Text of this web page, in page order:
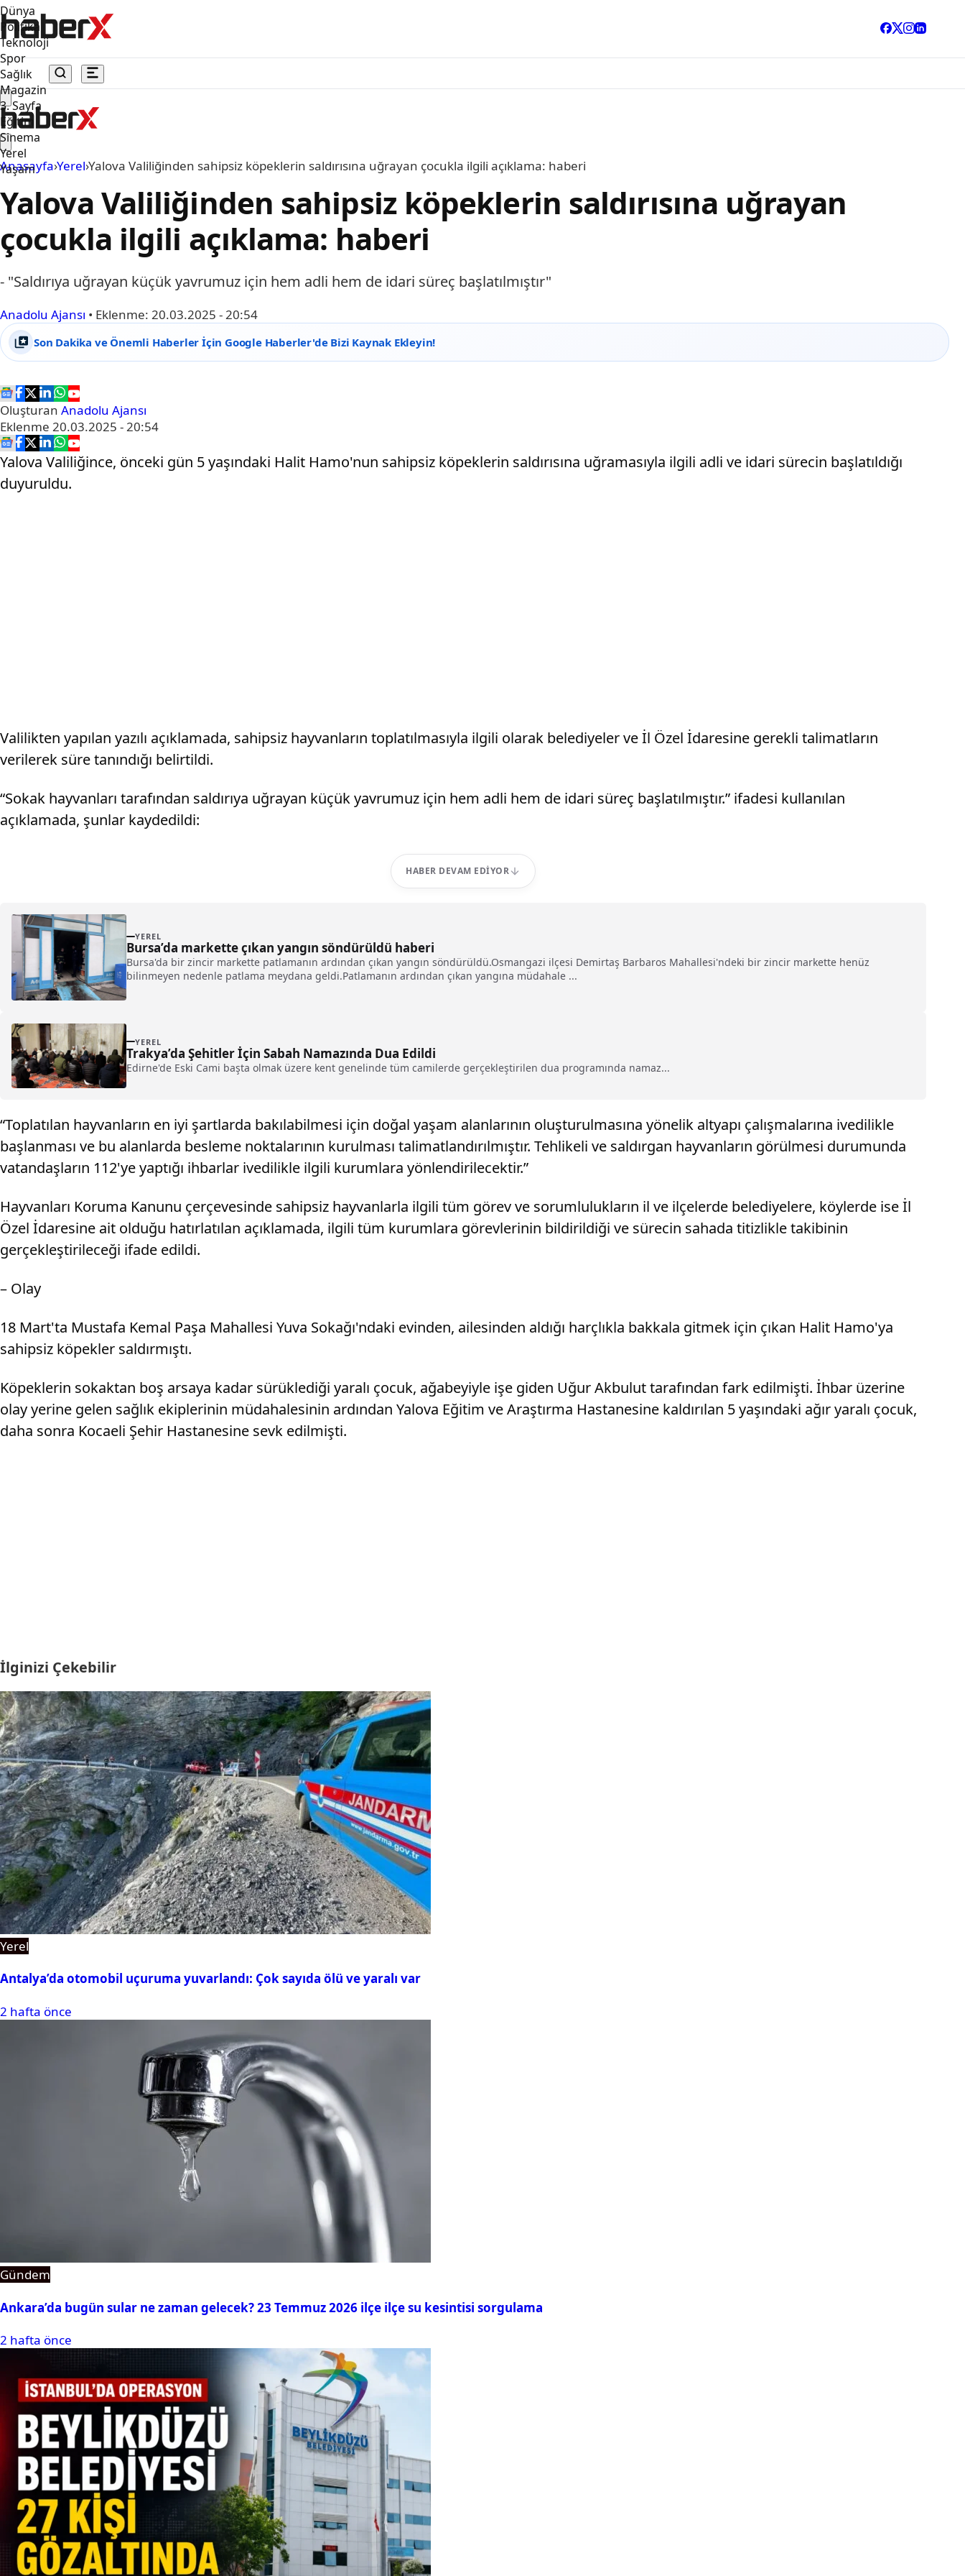
Dünya
Politika
Teknoloji
Spor
Sağlık
Magazin
3. Sayfa
Eğitim
Sinema
Yerel
Yaşam
Anasayfa›Yerel›Yalova Valiliğinden sahipsiz köpeklerin saldırısına uğrayan çocukla ilgili açıklama: haberi
Yalova Valiliğinden sahipsiz köpeklerin saldırısına uğrayan
çocukla ilgili açıklama: haberi
- "Saldırıya uğrayan küçük yavrumuz için hem adli hem de idari süreç başlatılmıştır"
Anadolu Ajansı • Eklenme: 20.03.2025 - 20:54
Son Dakika ve Önemli Haberler İçin Google Haberler'de Bizi Kaynak Ekleyin!
Oluşturan Anadolu Ajansı
Eklenme 20.03.2025 - 20:54
Yalova Valiliğince, önceki gün 5 yaşındaki Halit Hamo'nun sahipsiz köpeklerin saldırısına uğramasıyla ilgili adli ve idari sürecin başlatıldığı
duyuruldu.
Valilikten yapılan yazılı açıklamada, sahipsiz hayvanların toplatılmasıyla ilgili olarak belediyeler ve İl Özel İdaresine gerekli talimatların
verilerek süre tanındığı belirtildi.
“Sokak hayvanları tarafından saldırıya uğrayan küçük yavrumuz için hem adli hem de idari süreç başlatılmıştır.” ifadesi kullanılan
açıklamada, şunlar kaydedildi:
HABER DEVAM EDIYOR
YEREL
Bursa’da markette çıkan yangın söndürüldü haberi
Bursa'da bir zincir markette patlamanın ardından çıkan yangın söndürüldü.Osmangazi ilçesi Demirtaş Barbaros Mahallesi'ndeki bir zincir markette henüz
bilinmeyen nedenle patlama meydana geldi.Patlamanın ardından çıkan yangına müdahale ...
YEREL
Trakya’da Şehitler İçin Sabah Namazında Dua Edildi
Edirne'de Eski Cami başta olmak üzere kent genelinde tüm camilerde gerçekleştirilen dua programında namaz...
“Toplatılan hayvanların en iyi şartlarda bakılabilmesi için doğal yaşam alanlarının oluşturulmasına yönelik altyapı çalışmalarına ivedilikle
başlanması ve bu alanlarda besleme noktalarının kurulması talimatlandırılmıştır. Tehlikeli ve saldırgan hayvanların görülmesi durumunda
vatandaşların 112'ye yaptığı ihbarlar ivedilikle ilgili kurumlara yönlendirilecektir.”
Hayvanları Koruma Kanunu çerçevesinde sahipsiz hayvanlarla ilgili tüm görev ve sorumlulukların il ve ilçelerde belediyelere, köylerde ise İl
Özel İdaresine ait olduğu hatırlatılan açıklamada, ilgili tüm kurumlara görevlerinin bildirildiği ve sürecin sahada titizlikle takibinin
gerçekleştirileceği ifade edildi.
– Olay
18 Mart'ta Mustafa Kemal Paşa Mahallesi Yuva Sokağı'ndaki evinden, ailesinden aldığı harçlıkla bakkala gitmek için çıkan Halit Hamo'ya
sahipsiz köpekler saldırmıştı.
Köpeklerin sokaktan boş arsaya kadar sürüklediği yaralı çocuk, ağabeyiyle işe giden Uğur Akbulut tarafından fark edilmişti. İhbar üzerine
olay yerine gelen sağlık ekiplerinin müdahalesinin ardından Yalova Eğitim ve Araştırma Hastanesine kaldırılan 5 yaşındaki ağır yaralı çocuk,
daha sonra Kocaeli Şehir Hastanesine sevk edilmişti.
İlginizi Çekebilir
Yerel
Antalya’da otomobil uçuruma yuvarlandı: Çok sayıda ölü ve yaralı var
2 hafta önce
Gündem
Ankara’da bugün sular ne zaman gelecek? 23 Temmuz 2026 ilçe ilçe su kesintisi sorgulama
2 hafta önce